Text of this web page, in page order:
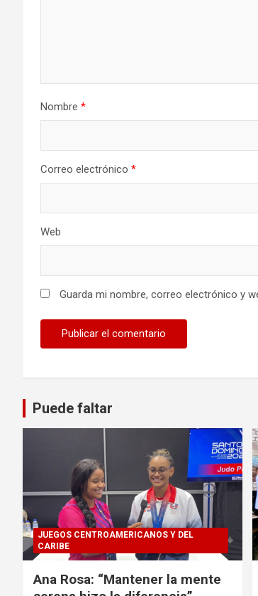
Nombre *
Correo electrónico *
Web
Guarda mi nombre, correo electrónico y
Puede faltar
JUEGOS CENTROAMERICANOS Y DEL
CARIBE
Ana Rosa: “Mantener la mente